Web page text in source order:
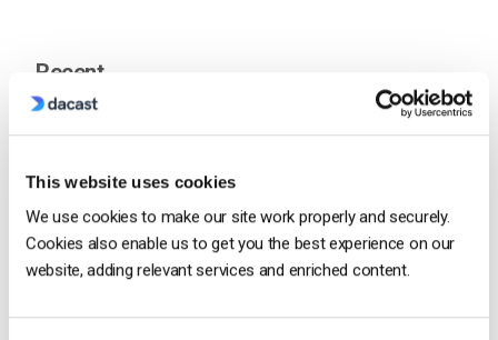
This website uses cookies
We use cookies to make our site work properly and securely.
Cookies also enable us to get you the best experience on our
website, adding relevant services and enriched content.
Recent
Prós, contras e como funciona
by Max Wilbert
May 23, 2025